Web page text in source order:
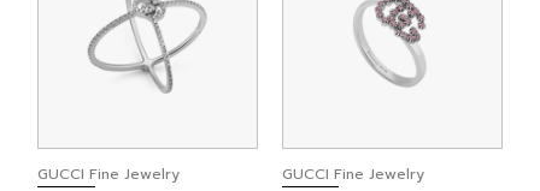
GUCCI Fine Jewelry GUCCI Fine Jewelry